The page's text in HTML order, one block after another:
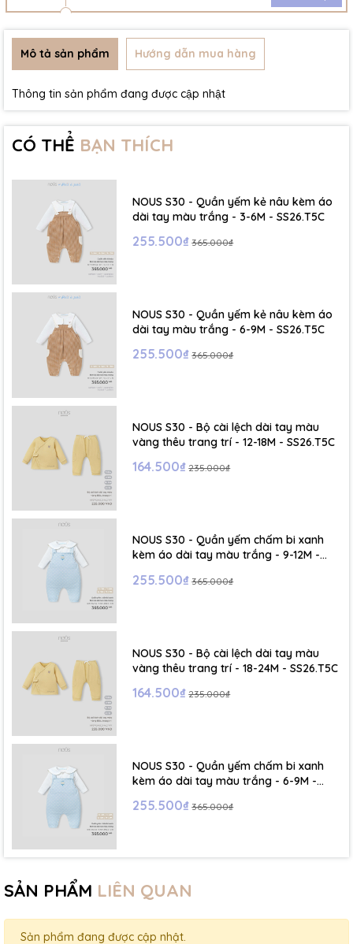
Mô tả sản phẩm Hướng dẫn mua hàng
Thông tin sản phẩm đang được cập nhật
CÓ THỂ BẠN THÍCH
NOUS S30 - Quần yếm kẻ nâu kèm áo
dài tay màu trắng - 3-6M - SS26.T5C
255.500₫ 365.000₫
NOUS S30 - Quần yếm kẻ nâu kèm áo
dài tay màu trắng - 6-9M - SS26.T5C
255.500₫ 365.000₫
NOUS S30 - Bộ cài lệch dài tay màu
vàng thêu trang trí - 12-18M - SS26.T5C
164.500₫ 235.000₫
NOUS S30 - Quần yếm chấm bi xanh
kèm áo dài tay màu trắng - 9-12M -
255.500₫ 365.000₫
NOUS S30 - Bộ cài lệch dài tay màu
vàng thêu trang trí - 18-24M - SS26.T5C
164.500₫ 235.000₫
NOUS S30 - Quần yếm chấm bi xanh
kèm áo dài tay màu trắng - 6-9M -
255.500₫ 365.000₫
SẢN PHẨM LIÊN QUAN
Sản phẩm đang được cập nhật.